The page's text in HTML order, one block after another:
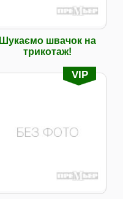
Шукаємо швачок на
трикотаж!
VIP